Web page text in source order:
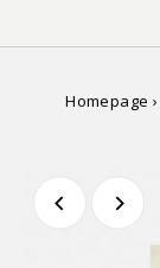
Homepage ›